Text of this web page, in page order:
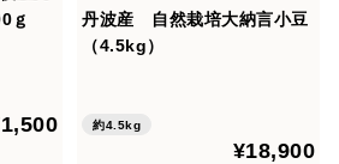
ｇ
丹波産 自然栽培大納言小豆
（4.5kg）
約4.5kg
¥18,900